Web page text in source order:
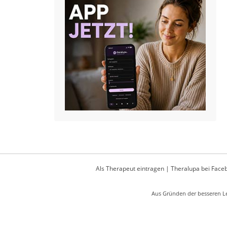
Als Therapeut eintragen| Theralupa bei
Aus Gründen der besseren